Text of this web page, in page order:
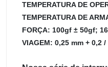
TEMPERATURA DE
TEMPERATURA DE
FORÇA: 100gf ± 50gf;
VIAGEM: 0,25 mm + 0,2 /